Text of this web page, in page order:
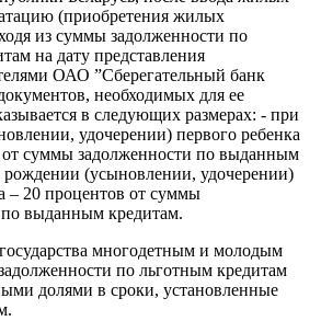
(приобретения жилых
из суммы задолженности по
на дату представления
ОАО ”Сберегательный банк
необходимых для ее
в следующих размерах: - при
удочерении) первого ребенка
от суммы задолженности по выданным
рождении (усыновлении, удочерении)
– 20 процентов от суммы
выданным кредитам.
многодетным и молодым
по льготным кредитам
долями в сроки, установленные